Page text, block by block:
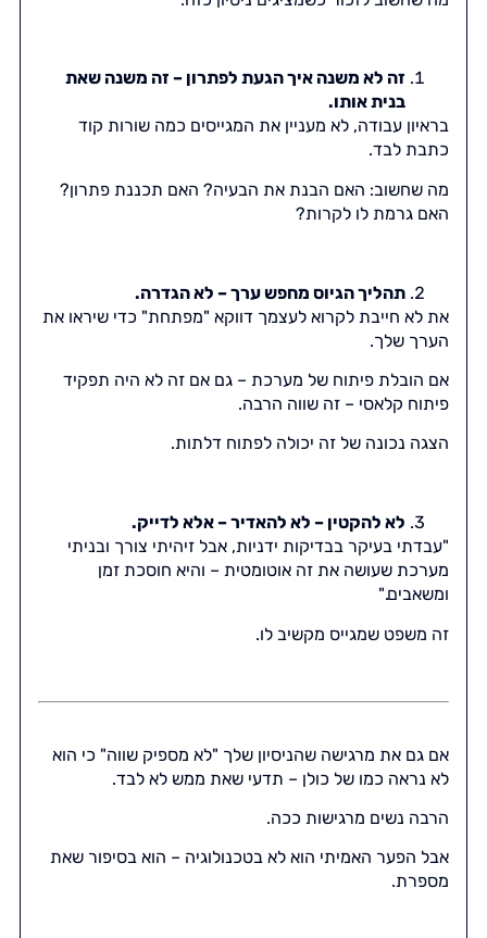
זה לא משנה איך הגעת לפתרון – זה משנה שאת
בנית אותו.
בראיון עבודה, לא מעניין את המגייסים כמה שורות קוד
כתבת לבד.
מה שחשוב: האם הבנת את הבעיה? האם תכננת פתרון?
האם גרמת לו לקרות?
תהליך הגיוס מחפש ערך – לא הגדרה.
את לא חייבת לקרוא לעצמך דווקא "מפתחת" כדי שיראו את
הערך שלך.
אם הובלת פיתוח של מערכת – גם אם זה לא היה תפקיד
פיתוח קלאסי – זה שווה הרבה.
הצגה נכונה של זה יכולה לפתוח דלתות.
לא להקטין – לא להאדיר – אלא לדייק.
"עבדתי בעיקר בבדיקות ידניות, אבל זיהיתי צורך ובניתי
מערכת שעושה את זה אוטומטית – והיא חוסכת זמן
ומשאבים."
זה משפט שמגייס מקשיב לו.
אם גם את מרגישה שהניסיון שלך "לא מספיק שווה" כי הוא
לא נראה כמו של כולן – תדעי שאת ממש לא לבד.
הרבה נשים מרגישות ככה.
אבל הפער האמיתי הוא לא בטכנולוגיה – הוא בסיפור שאת
מספרת.